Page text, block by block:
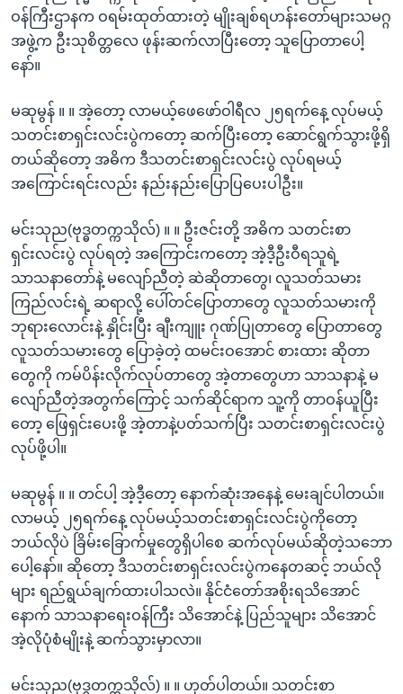
ဝန်ကြီးဌာနက ဝရမ်းထုတ်ထားတဲ့ မျိုးချစ်ရဟန်းတော်များသမဂ္ဂ
အဖွဲ့က ဦးသုစိတ္တလေ ဖုန်းဆက်လာပြီးတော့ သူပြောတာပေါ့
နော်။
မဆုမွန် ။ ။ အဲ့တော့ လာမယ့်ဖေဖော်ဝါရီလ ၂၅ရက်နေ့ လုပ်မယ့်
သတင်းစာရှင်းလင်းပွဲကတော့ ဆက်ပြီးတော့ ဆောင်ရွက်သွားဖို့ရှိ
တယ်ဆိုတော့ အဓိက ဒီသတင်းစာရှင်းလင်းပွဲ လုပ်ရမယ့်
အကြောင်းရင်းလည်း နည်းနည်းပြောပြပေးပါဦး။
မင်းသုည(ဗုဒ္ဓတက္ကသိုလ်) ။ ။ ဦးဇင်းတို့ အဓိက သတင်းစာ
ရှင်းလင်းပွဲ လုပ်ရတဲ့ အကြောင်းကတော့ အဲ့ဒီ့ဦးဝီရသူရဲ့
သာသနာတော်နဲ့ မလျော်ညီတဲ့ ဆဲဆိုတာတွေ၊ လူသတ်သမား
ကြည်လင်းရဲ့ ဆရာလို့ ပေါ်တင်ပြောတာတွေ လူသတ်သမားကို
ဘုရားလောင်းနဲ့ နှိုင်းပြီး ချီးကျူး ဂုဏ်ပြုတာတွေ ပြောတာတွေ
လူသတ်သမားတွေ ပြောခဲ့တဲ့ ထမင်းဝအောင် စားထား ဆိုတာ
တွေကို ကမ်ပိန်းလိုက်လုပ်တာတွေ အဲ့တာတွေဟာ သာသနာနဲ့ မ
လျော်ညီတဲ့အတွက်ကြောင့် သက်ဆိုင်ရာက သူ့ကို တာဝန်ယူပြီး
တော့ ဖြေရှင်းပေးဖို့ အဲ့တာနဲ့ပတ်သက်ပြီး သတင်းစာရှင်းလင်းပွဲ
လုပ်ဖို့ပါ။
မဆုမွန် ။ ။ တင်ပါ့ အဲ့ဒီ့တော့ နောက်ဆုံးအနေနဲ့ မေးချင်ပါတယ်။
လာမယ့် ၂၅ရက်နေ့ လုပ်မယ့်သတင်းစာရှင်းလင်းပွဲကိုတော့
ဘယ်လိုပဲ ခြိမ်းခြောက်မှုတွေရှိပါစေ ဆက်လုပ်မယ်ဆိုတဲ့သဘော
ပေါ့နော်။ ဆိုတော့ ဒီသတင်းစာရှင်းလင်းပွဲကနေတဆင့် ဘယ်လို
များ ရည်ရွယ်ချက်ထားပါသလဲ။ နိုင်ငံတော်အစိုးရသိအောင်
နောက် သာသနာရေးဝန်ကြီး သိအောင်နဲ့ ပြည်သူများ သိအောင်
အဲ့လိုပုံစံမျိုးနဲ့ ဆက်သွားမှာလာ။
မင်းသုည(ဗုဒ္ဓတက္ကသိုလ်) ။ ။ ဟုတ်ပါတယ်။ သတင်းစာ